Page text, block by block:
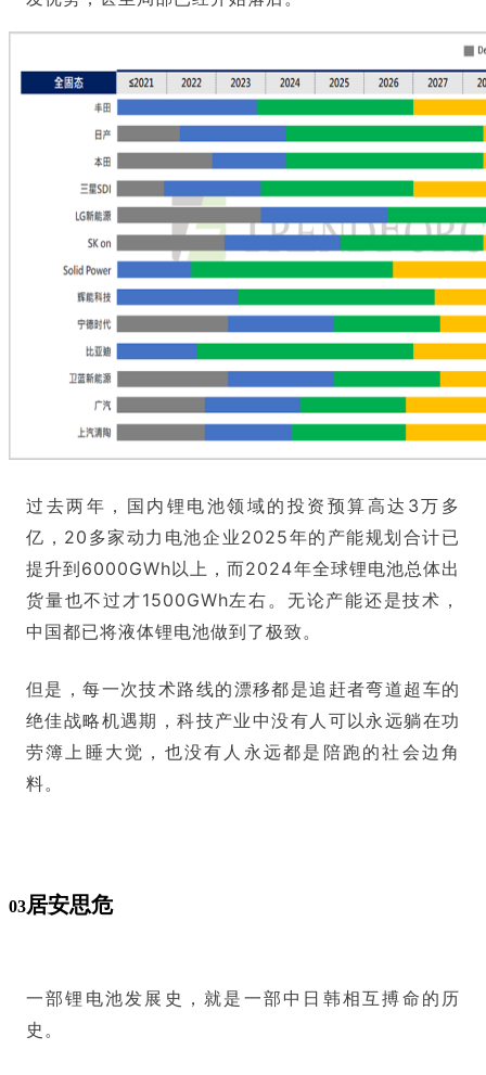
过去两年，国内锂电池领域的投资预算高达3万多
亿，20多家动力电池企业2025年的产能规划合计已
提升到6000GWh以上，而2024年全球锂电池总体出
货量也不过才1500GWh左右。 无论产能还是技术，
中国都已将液体锂电池做到了极致。
但是，每一次技术路线的漂移都是追赶者弯道超车的
绝佳战略机遇期，科技产业中没有人可以永远躺在功
劳簿上睡大觉，也没有人永远都是陪跑的社会边角
料。
03居安思危
一部锂电池发展史，就是一部中日韩相互搏命的历
史。